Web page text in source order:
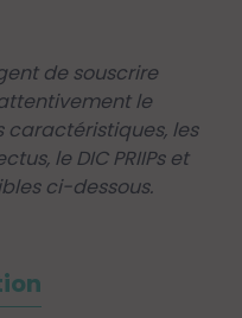
de souscrire
le
les
le DIC PRIIPs et
ci-dessous.